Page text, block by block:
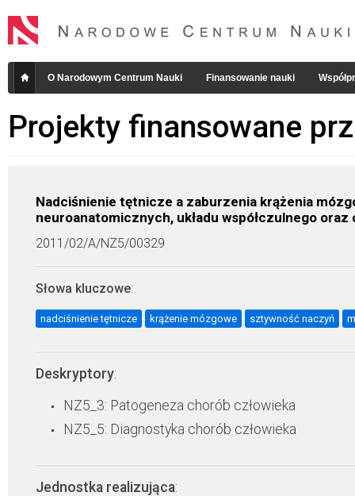
O Narodowym Centrum Nauki Finansowanie nauki
Projekty finansowane
Nadciśnienie tętnicze a zaburzenia krążenia
neuroanatomicznych, układu współczulnego
2011/02/A/NZ5/00329
Słowa kluczowe:
nadciśnienie tętnicze krążenie mózgowe sztywność naczyń
Deskryptory:
NZ5_3: Patogeneza chorób człowieka
NZ5_5: Diagnostyka chorób człowieka
Jednostka realizująca: